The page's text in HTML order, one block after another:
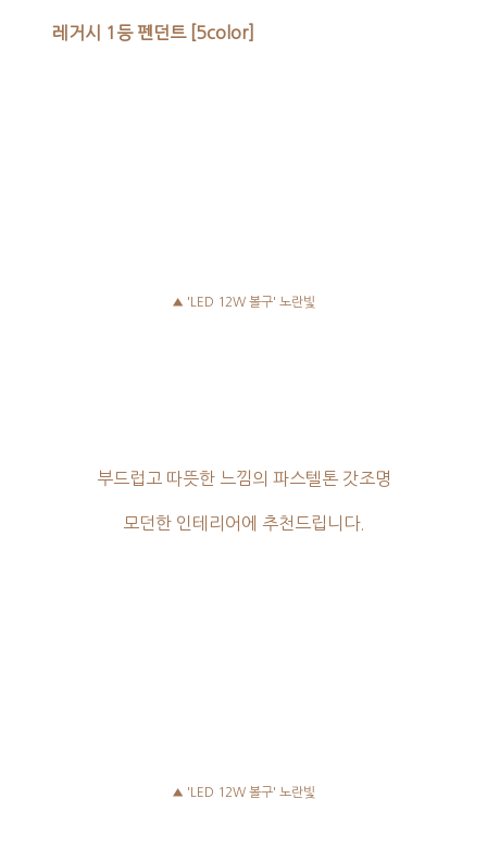
레거시 1등 펜던트 [5color]
▲ 'LED 12W 볼구' 노란빛
부드럽고 따뜻한 느낌의 파스텔톤 갓조명
모던한 인테리어에 추천드립니다.
▲ 'LED 12W 볼구' 노란빛